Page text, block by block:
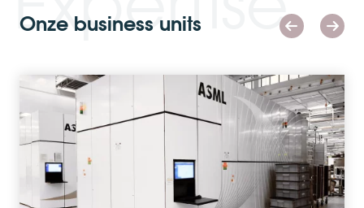
Onze business units